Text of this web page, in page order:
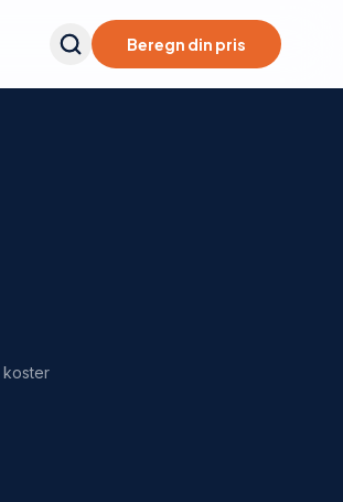
Beregn din pris
koster